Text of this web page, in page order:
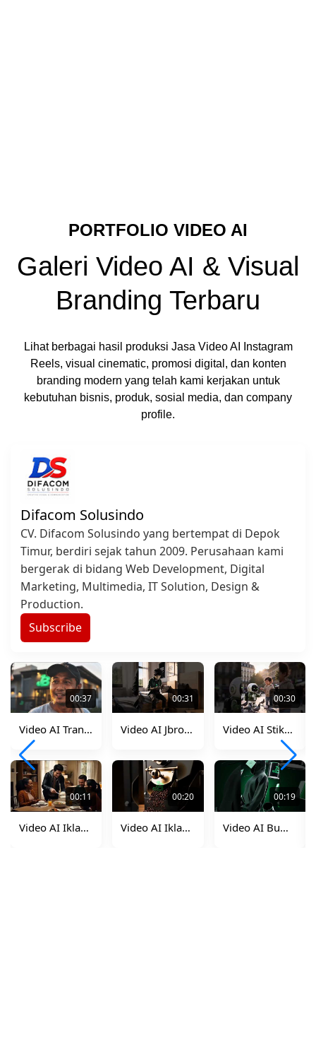
PORTFOLIO VIDEO AI
Galeri Video AI & Visual
Branding Terbaru
Lihat berbagai hasil produksi Jasa Video AI Instagram
Reels, visual cinematic, promosi digital, dan konten
branding modern yang telah kami kerjakan untuk
kebutuhan bisnis, produk, sosial media, dan company
profile.
Difacom Solusindo
CV. Difacom Solusindo yang bertempat di Depok
Timur, berdiri sejak tahun 2009. Perusahaan kami
bergerak di bidang Web Development, Digital
Marketing, Multimedia, IT Solution, Design &
Production.
Subscribe
00:37
Video AI Transformasi Gerobak
00:31
Video AI Jbro Character
00:30
Video AI Stikom JB Intern
00:11
Video AI Iklan Magicom
00:20
Video AI Iklan Coffe Aera
00:19
Video AI Bumper Logo JB